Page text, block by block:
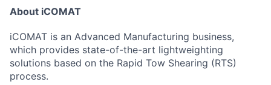
About iCOMAT
iCOMAT is an Advanced Manufacturing business,
which provides state-of-the-art lightweighting
solutions based on the Rapid Tow Shearing (RTS)
process.